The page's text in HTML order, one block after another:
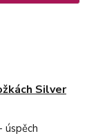
Silver
úspěch